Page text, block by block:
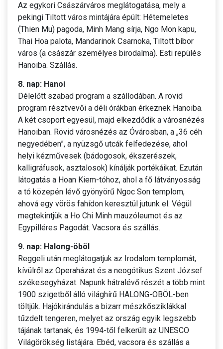
Az egykori Császárváros meglátogatása, mely a
pekingi Tiltott város mintájára épült: Hétemeletes
(Thien Mu) pagoda, Minh Mang sírja, Ngo Mon kapu,
Thai Hoa palota, Mandarinok Csarnoka, Tiltott bíbor
város (a császár személyes birodalma). Esti repülés
Hanoiba. Szállás.
8. nap: Hanoi
Délelőtt szabad program a szállodában. A rövid
program résztvevői a déli órákban érkeznek Hanoiba.
A két csoport egyesül, majd elkezdődik a városnézés
Hanoiban. Rövid városnézés az Óvárosban, a „36 céh
negyedében”, a nyüzsgő utcák felfedezése, ahol
helyi kézművesek (bádogosok, ékszerészek,
kalligráfusok, asztalosok) kínálják portékáikat. Ezután
látogatás a Hoan Kiem-tóhoz, ahol a fő látványosság
a tó közepén lévő gyönyörű Ngoc Son templom,
ahová egy vörös fahídon keresztül jutunk el. Végül
megtekintjük a Ho Chi Minh mauzóleumot és az
Egypilléres Pagodát. Vacsora és szállás.
9. nap: Halong-öböl
Reggeli után meglátogatjuk az Irodalom templomát,
kívülről az Operaházat és a neogótikus Szent József
székesegyházat. Napunk hátralévő részét a több mint
1900 szigetből álló világhírű HALONG-ÖBÖL-ben
töltjük. Hajókirándulás a bizarr mészkősziklákkal
tűzdelt tengeren, melyet az ország egyik legszebb
tájának tartanak, és 1994-től felkerült az UNESCO
Világörökség listájára. Ebéd, vacsora és szállás a